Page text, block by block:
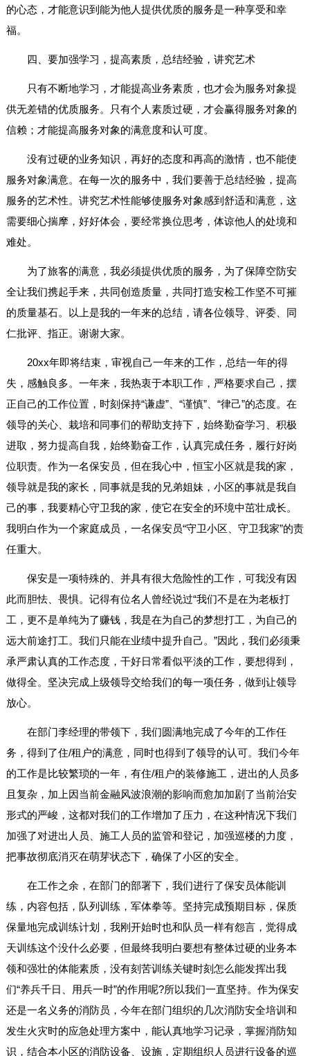
的心态，才能意识到能为他人提供优质的服务是一种享受和幸
福。
四、要加强学习，提高素质，总结经验，讲究艺术
只有不断地学习，才能提高业务素质，也才会为服务对象提
供无差错的优质服务。只有个人素质过硬，才会赢得服务对象的
信赖；才能提高服务对象的满意度和认可度。
没有过硬的业务知识，再好的态度和再高的激情，也不能使
服务对象满意。在每一次的服务中，我们要善于总结经验，提高
服务的艺术性。讲究艺术性能够使服务对象感到舒适和满意，这
需要细心揣摩，好好体会，要经常换位思考，体谅他人的处境和
难处。
为了旅客的满意，我必须提供优质的服务，为了保障空防安
全让我们携起手来，共同创造质量，共同打造安检工作坚不可摧
的质量基石。以上是我的一年来的总结，请各位领导、评委、同
仁批评、指正。谢谢大家。
20xx年即将结束，审视自己一年来的工作，总结一年的得
失，感触良多。一年来，我热衷于本职工作，严格要求自己，摆
正自己的工作位置，时刻保持“谦虚”、“谨慎”、“律己”的态度。在
领导的关心、栽培和同事们的帮助支持下，始终勤奋学习、积极
进取，努力提高自我，始终勤奋工作，认真完成任务，履行好岗
位职责。作为一名保安员，但在我心中，恒宝小区就是我的家，
领导就是我的家长，同事就是我的兄弟姐妹，小区的事就是我自
己的事，我要精心守卫我的家，使它在安全的环境中茁壮成长。
我明白作为一个家庭成员，一名保安员“守卫小区、守卫我家”的责
任重大。
保安是一项特殊的、并具有很大危险性的工作，可我没有因
此而胆怯、畏惧。记得有位名人曾经说过“我们不是在为老板打
工，更不是单纯为了赚钱，我是在为自己的梦想打工，为自己的
远大前途打工。我们只能在业绩中提升自己。”因此，我们必须秉
承严肃认真的工作态度，干好日常看似平淡的工作，要想得到，
做得全。坚决完成上级领导交给我们的每一项任务，做到让领导
放心。
在部门李经理的带领下，我们圆满地完成了今年的工作任
务，得到了住/租户的满意，同时也得到了领导的认可。我们今年
的工作是比较繁琐的一年，有住/租户的装修施工，进出的人员多
且复杂，加上因当前金融风波浪潮的影响而愈加加剧了当前治安
形式的严峻，这都对我们的工作增加了压力，在这种情况下我们
加强了对进出人员、施工人员的监管和登记，加强巡楼的力度，
把事故彻底消灭在萌芽状态下，确保了小区的安全。
在工作之余，在部门的部署下，我们进行了保安员体能训
练，内容包括，队列训练，军体拳等。坚持完成预期目标，保质
保量地完成训练计划，我刚开始时也和队员一样有怨言，觉得成
天训练这个没什么必要，但最终我明白要想有整体过硬的业务本
领和强壮的体能素质，没有刻苦训练关键时刻怎么能发挥出我
们“养兵千日、用兵一时”的作用呢?所以我们一直坚持。作为保安
还是一名义务的消防员，今年在部门组织的几次消防安全培训和
发生火灾时的应急处理方案中，能认真地学习记录，掌握消防知
识，结合本小区的消防设备、设施，定期组织人员进行设备的巡